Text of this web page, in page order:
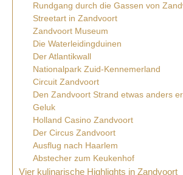
Rundgang durch die Gassen von
Streetart in Zandvoort
Zandvoort Museum
Die Waterleidingduinen
Der Atlantikwall
Nationalpark Zuid-Kennemerland
Circuit Zandvoort
Den Zandvoort Strand etwas anders
Geluk
Holland Casino Zandvoort
Der Circus Zandvoort
Ausflug nach Haarlem
Abstecher zum Keukenhof
Vier kulinarische Highlights in Zandvoort